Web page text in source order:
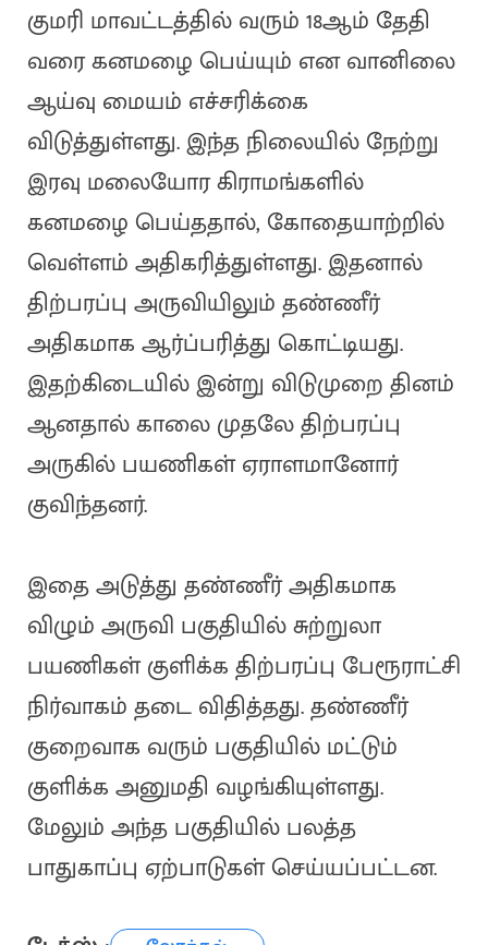
குமரி மாவட்டத்தில் வரும் 18ஆம் தேதி
வரை கனமழை பெய்யும் என வானிலை
ஆய்வு மையம் எச்சரிக்கை
விடுத்துள்ளது. இந்த நிலையில் நேற்று
இரவு மலையோர கிராமங்களில்
கனமழை பெய்ததால், கோதையாற்றில்
வெள்ளம் அதிகரித்துள்ளது. இதனால்
திற்பரப்பு அருவியிலும் தண்ணீர்
அதிகமாக ஆர்ப்பரித்து கொட்டியது.
இதற்கிடையில் இன்று விடுமுறை தினம்
ஆனதால் காலை முதலே திற்பரப்பு
அருகில் பயணிகள் ஏராளமானோர்
குவிந்தனர்.
இதை அடுத்து தண்ணீர் அதிகமாக
விழும் அருவி பகுதியில் சுற்றுலா
பயணிகள் குளிக்க திற்பரப்பு பேரூராட்சி
நிர்வாகம் தடை விதித்தது. தண்ணீர்
குறைவாக வரும் பகுதியில் மட்டும்
குளிக்க அனுமதி வழங்கியுள்ளது.
மேலும் அந்த பகுதியில் பலத்த
பாதுகாப்பு ஏற்பாடுகள் செய்யப்பட்டன.